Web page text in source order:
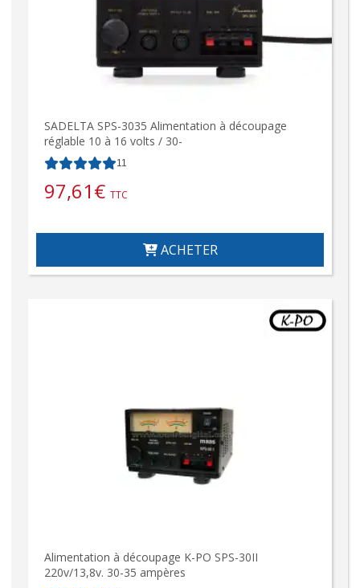
SADELTA SPS-3035 Alimentation à découpage
réglable 10 à 16 volts / 30-
11
97,61€ TTC
ACHETER
Alimentation à découpage K-PO SPS-30II
220v/13,8v. 30-35 ampères